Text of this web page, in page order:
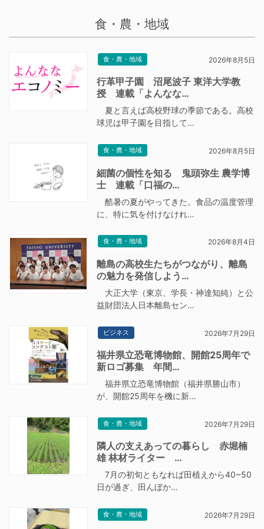
食・農・地域
食・農・地域 2026年8月5日
行革甲子園 沼尾波子 東洋大学教
授 連載「よんなな…
夏と言えば高校野球の季節である。高校
球児は甲子園を目指して…
食・農・地域 2026年8月5日
細菌の個性を知る 鬼頭弥生 農学博
士 連載「口福の…
酷暑の夏がやってきた。食品の温度管理
に、特に気を付けなけれ…
食・農・地域 2026年8月4日
離島の高校生たちがつながり、離島
の魅力を発信しよう…
大正大学（東京、学長・神達知純）と公
益財団法人日本離島セン…
ビジネス 2026年7月29日
福井県立恐竜博物館、開館25周年で
新ロゴ募集 年間…
福井県立恐竜博物館（福井県勝山市）
が、開館25周年を機に新…
食・農・地域 2026年7月29日
隣人の支えあっての暮らし 赤堀楠
雄 林材ライター …
7月の初旬ともなれば田植えから40~50
日が過ぎ、田んぼか…
食・農・地域 2026年7月29日